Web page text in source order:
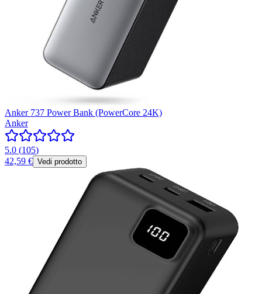
Anker 737 Power Bank (PowerCore 24K)
Anker
5.0 (105)
42,59 € Vedi prodotto